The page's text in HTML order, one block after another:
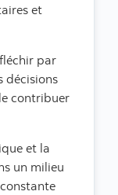
et
par
décisions
contribuer
et la
un milieu